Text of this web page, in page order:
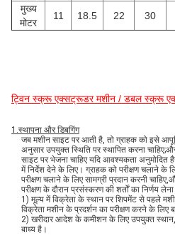
मुख्य
मोटर
11 18.5 22 30
ट्विन स्क्रू एक्सट्रूडर मशीन / डबल स्क्रू
1.स्थापना और डिबगिंग
जब मशीन साइट पर आती है, तो ग्राहक को इसे
अनुसार उपयुक्त स्थिति पर स्थापित करना
साइट पर भेजना चाहिए यदि आवश्यकता अनुमोदित
में निर्देश देने के लिए। ग्राहक को परीक्षण चलाने के
परीक्षण चलाने के लिए सामग्री प्रदान करनी
परीक्षण के दौरान प्रसंस्करण की शर्तों का निर्णय लेना
1) मूल्य में विक्रेता के स्थान पर शिपमेंट से पहले
विक्रेता मशीन के प्रदर्शन का परीक्षण करने के लिए
2) खरीदार आदेश के कमीशन के लिए उपयुक्त
बाध्य है।